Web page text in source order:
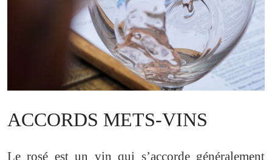
ACCORDS METS-VINS
Le rosé est un vin qui s’accorde généralement